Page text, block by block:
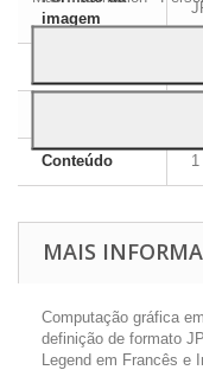
imagem
Conteúdo
MAIS
Computação gráfica
definição de formato
Legend em Francês e